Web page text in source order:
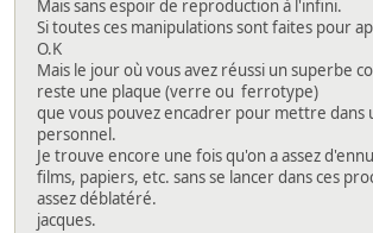
Mais sans espoir de reproduction à l'infini.
Si toutes ces manipulations sont faites pour
O.K
Mais le jour où vous avez réussi un superbe
reste une plaque (verre ou ferrotype)
que vous pouvez encadrer pour mettre dans
personnel.
Je trouve encore une fois qu'on a assez
films, papiers, etc. sans se lancer dans ces
assez déblatéré.
jacques.